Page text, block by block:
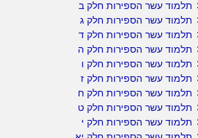
תלמוד עשר הספירות חלק ב
תלמוד עשר הספירות חלק ג
תלמוד עשר הספירות חלק ד
תלמוד עשר הספירות חלק ה
תלמוד עשר הספירות חלק ו
תלמוד עשר הספירות חלק ז
תלמוד עשר הספירות חלק ח
תלמוד עשר הספירות חלק ט
תלמוד עשר הספירות חלק י